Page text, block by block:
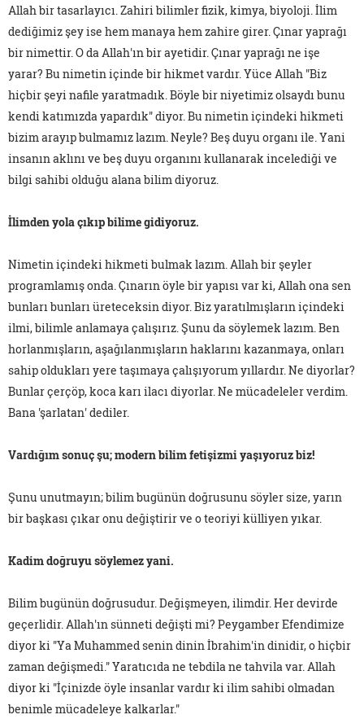
Allah bir tasarlayıcı. Zahiri bilimler fizik, kimya, biyoloji. İlim
dediğimiz şey ise hem manaya hem zahire girer. Çınar yaprağı
bir nimettir. O da Allah'ın bir ayetidir. Çınar yaprağı ne işe
yarar? Bu nimetin içinde bir hikmet vardır. Yüce Allah "Biz
hiçbir şeyi nafile yaratmadık. Böyle bir niyetimiz olsaydı bunu
kendi katımızda yapardık" diyor. Bu nimetin içindeki hikmeti
bizim arayıp bulmamız lazım. Neyle? Beş duyu organı ile. Yani
insanın aklını ve beş duyu organını kullanarak incelediği ve
bilgi sahibi olduğu alana bilim diyoruz.
İlimden yola çıkıp bilime gidiyoruz.
Nimetin içindeki hikmeti bulmak lazım. Allah bir şeyler
programlamış onda. Çınarın öyle bir yapısı var ki, Allah ona sen
bunları bunları üreteceksin diyor. Biz yaratılmışların içindeki
ilmi, bilimle anlamaya çalışırız. Şunu da söylemek lazım. Ben
horlanmışların, aşağılanmışların haklarını kazanmaya, onları
sahip oldukları yere taşımaya çalışıyorum yıllardır. Ne diyorlar?
Bunlar çerçöp, koca karı ilacı diyorlar. Ne mücadeleler verdim.
Bana 'şarlatan' dediler.
Vardığım sonuç şu; modern bilim fetişizmi yaşıyoruz biz!
Şunu unutmayın; bilim bugünün doğrusunu söyler size, yarın
bir başkası çıkar onu değiştirir ve o teoriyi külliyen yıkar.
Kadim doğruyu söylemez yani.
Bilim bugünün doğrusudur. Değişmeyen, ilimdir. Her devirde
geçerlidir. Allah'ın sünneti değişti mi? Peygamber Efendimize
diyor ki "Ya Muhammed senin dinin İbrahim'in dinidir, o hiçbir
zaman değişmedi." Yaratıcıda ne tebdila ne tahvila var. Allah
diyor ki "İçinizde öyle insanlar vardır ki ilim sahibi olmadan
benimle mücadeleye kalkarlar."